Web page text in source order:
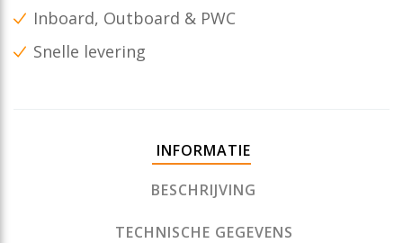
Inboard, Outboard & PWC
Snelle levering
INFORMATIE
BESCHRIJVING
TECHNISCHE GEGEVENS